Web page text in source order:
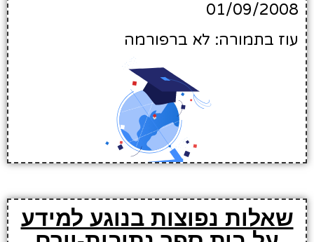
01/09/2008
עוז בתמורה: לא ברפורמה
שאלות נפוצות בנוגע למידע